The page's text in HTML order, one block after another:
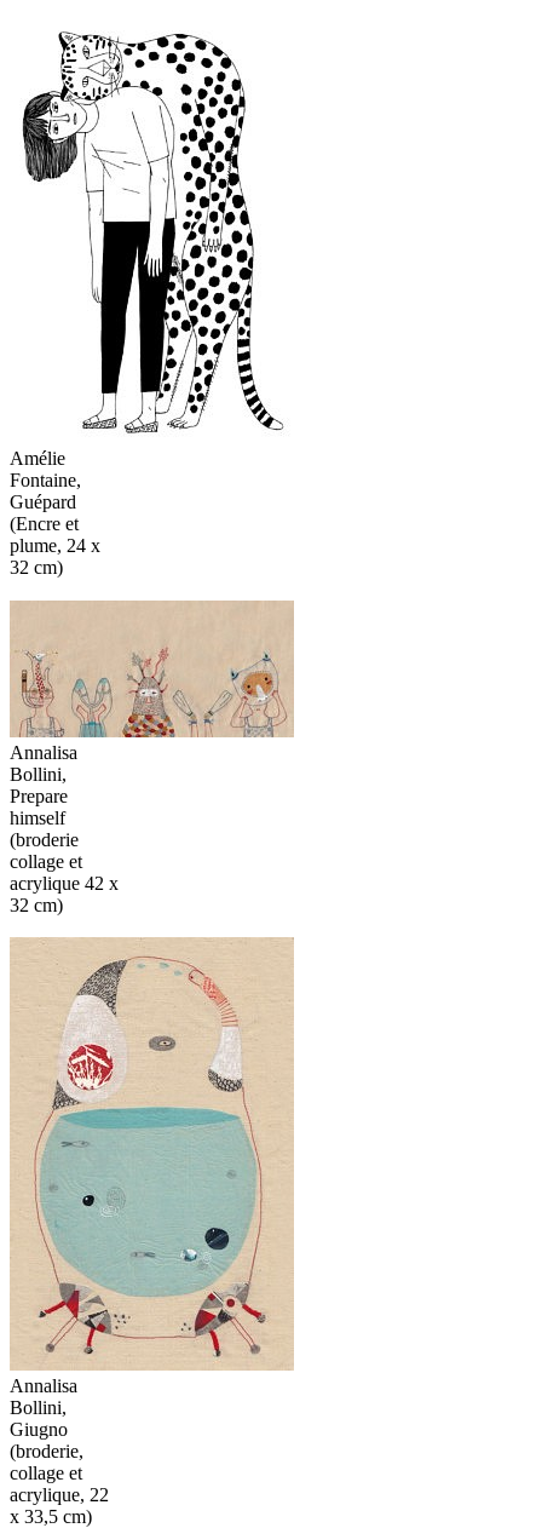
Amélie
Fontaine,
Guépard
(Encre et
plume, 24 x
32 cm)
Annalisa
Bollini,
Prepare
himself
(broderie
collage et
acrylique 42 x
32 cm)
Annalisa
Bollini,
Giugno
(broderie,
collage et
acrylique, 22
x 33,5 cm)